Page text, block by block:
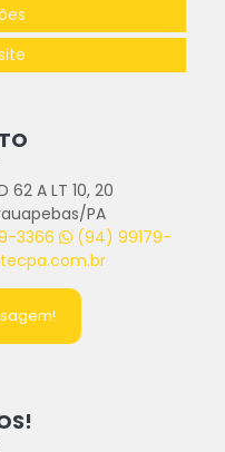
62 A LT 10, 20
PA
3366
(94) 99179-